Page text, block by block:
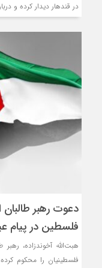
در قندهار دیدار کرده و
دعوت رهبر طالبان
فلسطین در پیام
هبت‌الله آخوندزاده،
فلسطینیان را محکوم